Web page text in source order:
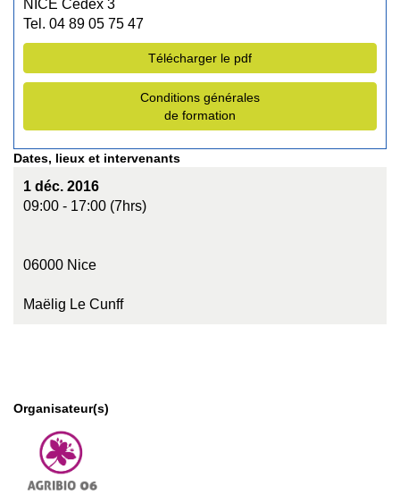
NICE Cedex 3
Tel. 04 89 05 75 47
Télécharger le pdf
Conditions générales
de formation
Dates, lieux et intervenants
1 déc. 2016
09:00 - 17:00 (7hrs)
06000 Nice
Maëlig Le Cunff
Organisateur(s)